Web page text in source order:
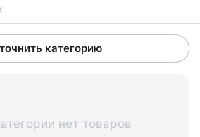
категорию
нет товаров